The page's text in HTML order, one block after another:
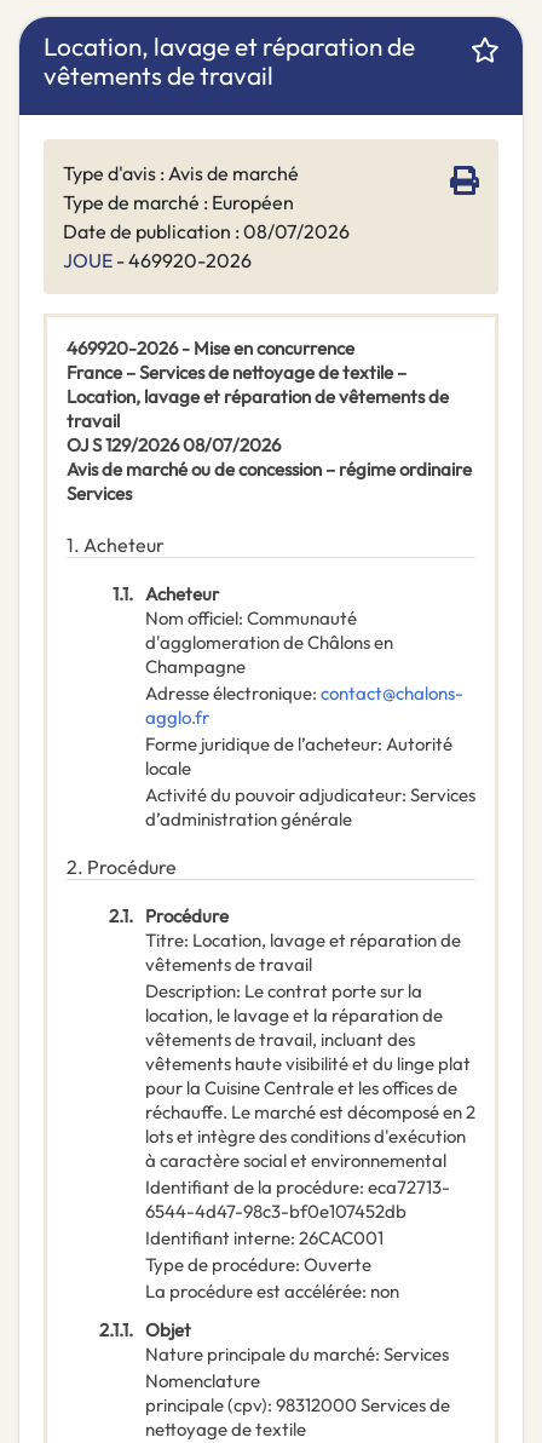
Location, lavage et réparation de
vêtements de travail
Type d'avis : Avis de marché
Type de marché : Européen
Date de publication : 08/07/2026
JOUE - 469920-2026
469920-2026 - Mise en concurrence
France – Services de nettoyage de textile –
Location, lavage et réparation de vêtements de
travail
OJ S 129/2026 08/07/2026
Avis de marché ou de concession – régime ordinaire
Services
1. Acheteur
1.1. Acheteur
Nom officiel: Communauté
d'agglomeration de Châlons en
Champagne
Adresse électronique: contact@chalons-
agglo.fr
Forme juridique de l’acheteur: Autorité
locale
Activité du pouvoir adjudicateur: Services
d’administration générale
2. Procédure
2.1. Procédure
Titre: Location, lavage et réparation de
vêtements de travail
Description: Le contrat porte sur la
location, le lavage et la réparation de
vêtements de travail, incluant des
vêtements haute visibilité et du linge plat
pour la Cuisine Centrale et les offices de
réchauffe. Le marché est décomposé en 2
lots et intègre des conditions d'exécution
à caractère social et environnemental
Identifiant de la procédure: eca72713-
6544-4d47-98c3-bf0e107452db
Identifiant interne: 26CAC001
Type de procédure: Ouverte
La procédure est accélérée: non
2.1.1. Objet
Nature principale du marché: Services
Nomenclature
principale(cpv): 98312000 Services de
nettoyage de textile